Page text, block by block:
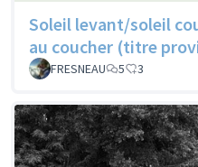
Soleil levant/soleil
au coucher (titre
FRESNEAU 5 3